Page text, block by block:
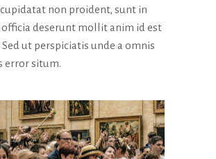
non proident, sunt in
officia deserunt mollit anim id est
Sed ut perspiciatis unde a omnis
error situm.
personalizzati.